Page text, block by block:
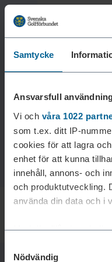
Samtycke
Ansvarsfull
Vi och våra 1022
som t.ex. ditt IP-
cookies för att lagra
enhet för att kunna
innehåll, annons- och
och produktutveckling.
använda din data och i
Med din tillåtelse skulle
kan ha en
Nödvändig